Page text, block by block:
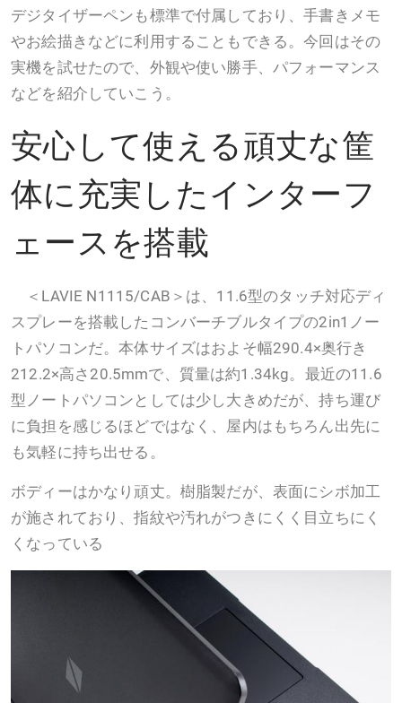
デジタイザーペンも標準で付属しており、手書きメモ
やお絵描きなどに利用することもできる。今回はその
実機を試せたので、外観や使い勝手、パフォーマンス
などを紹介していこう。
安心して使える頑丈な筐
体に充実したインターフ
ェースを搭載
＜LAVIE N1115/CAB＞は、11.6型のタッチ対応ディ
スプレーを搭載したコンバーチブルタイプの2in1ノー
トパソコンだ。本体サイズはおよそ幅290.4×奥行き
212.2×高さ20.5mmで、質量は約1.34kg。最近の11.6
型ノートパソコンとしては少し大きめだが、持ち運び
に負担を感じるほどではなく、屋内はもちろん出先に
も気軽に持ち出せる。
ボディーはかなり頑丈。樹脂製だが、表面にシボ加工
が施されており、指紋や汚れがつきにくく目立ちにく
くなっている